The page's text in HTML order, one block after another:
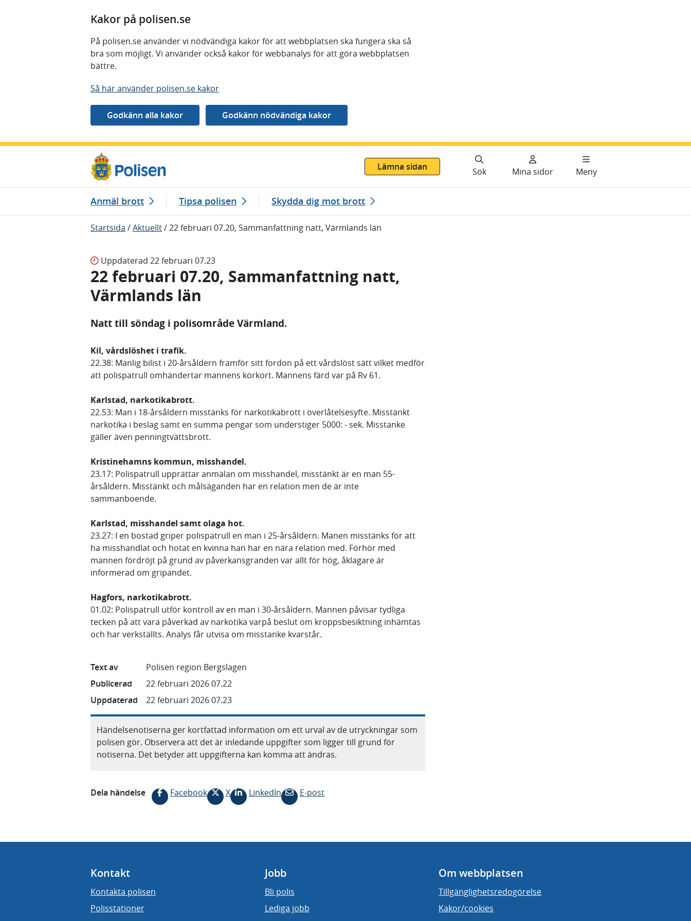
Kakor på polisen.se
På polisen.se använder vi nödvändiga kakor för att webbplatsen ska fungera ska så
bra som möjligt. Vi använder också kakor för webbanalys för att göra webbplatsen
bättre.
Så här använder polisen.se kakor
Lämna sidan
Sök Mina sidor Meny
Anmäl brott Tipsa polisen Skydda dig mot brott
Startsida /Aktuellt/22 februari 07.20, Sammanfattning natt, Värmlands län
Uppdaterad 22 februari 07.23
22 februari 07.20, Sammanfattning natt,
Värmlands län
Natt till söndag i polisområde Värmland.
Kil, vårdslöshet i trafik.
22.38: Manlig bilist i 20-årsåldern framför sitt fordon på ett vårdslöst sätt vilket medför
att polispatrull omhändertar mannens körkort. Mannens färd var på Rv 61.
Karlstad, narkotikabrott.
22.53: Man i 18-årsåldern misstänks för narkotikabrott i överlåtelsesyfte. Misstänkt
narkotika i beslag samt en summa pengar som understiger 5000: - sek. Misstanke
gäller även penningtvättsbrott.
Kristinehamns kommun, misshandel.
23.17: Polispatrull upprättar anmälan om misshandel, misstänkt är en man 55-
årsåldern. Misstänkt och målsäganden har en relation men de är inte
sammanboende.
Karlstad, misshandel samt olaga hot.
23.27: I en bostad griper polispatrull en man i 25-årsåldern. Manen misstänks för att
ha misshandlat och hotat en kvinna han har en nära relation med. Förhör med
mannen fördröjt på grund av påverkansgranden var allt för hög, åklagare är
informerad om gripandet.
Hagfors, narkotikabrott.
01.02: Polispatrull utför kontroll av en man i 30-årsåldern. Mannen påvisar tydliga
tecken på att vara påverkad av narkotika varpå beslut om kroppsbesiktning inhämtas
och har verkställts. Analys får utvisa om misstanke kvarstår.
Text av
Polisen region Bergslagen
Publicerad
22 februari 2026 07.22
Uppdaterad
22 februari 2026 07.23
Händelsenotiserna ger kortfattad information om ett urval av de utryckningar som
polisen gör. Observera att det är inledande uppgifter som ligger till grund för
notiserna. Det betyder att uppgifterna kan komma att ändras.
Dela händelse Facebook X LinkedIn E-post
Kontakt
Kontakta polisen
Polisstationer
Jobb
Bli polis
Lediga jobb
Om webbplatsen
Tillgänglighetsredogörelse
Kakor/cookies